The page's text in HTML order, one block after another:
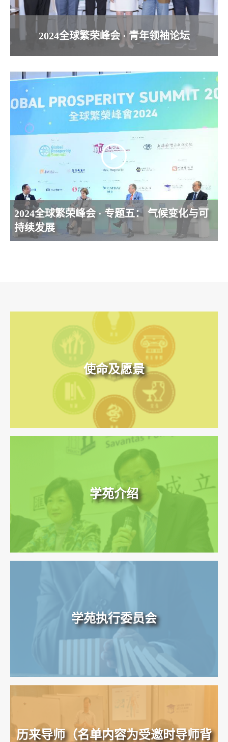
2024全球繁荣峰会 · 青年领袖论坛
2024全球繁荣峰会 · 专题五： 气候变化与可
持续发展
使命及愿景
学苑介绍
学苑执行委员会
历来导师（名单内容为受邀时导师背